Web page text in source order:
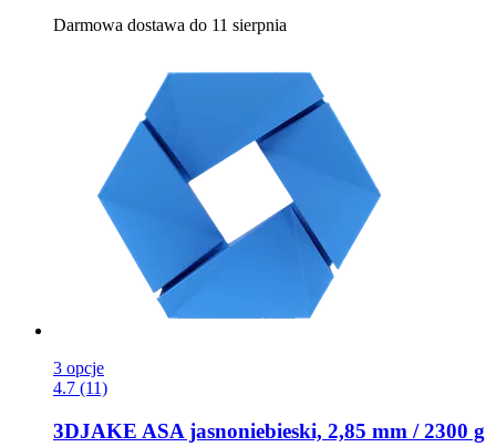
Darmowa dostawa do 11 sierpnia
3 opcje
4.7 (11)
3DJAKE ASA jasnoniebieski, 2,85 mm / 2300 g